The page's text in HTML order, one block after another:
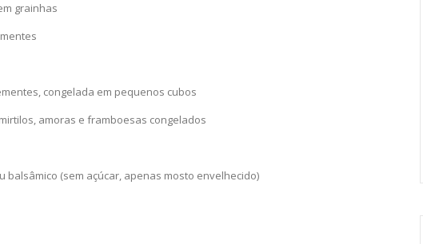
grainhas
congelada em pequenos cubos
amoras e framboesas congelados
balsâmico (sem açúcar, apenas mosto envelhecido)